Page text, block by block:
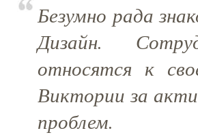
Безумно рада
Дизайн.
относятся к
Виктории за
проблем.